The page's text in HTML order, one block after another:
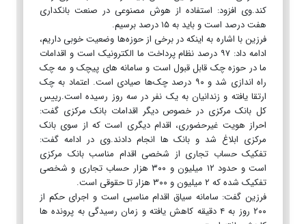
کند.وی افزود: استفاده از هوش مصنوعی در صنعت بانکداری
هفت درصد است و باید به ۱۵ درصد برسیم.‌
فرزین با اشاره به اینکه در برخی از حوزه‌ها وضعیت خوبی داریم،
ادامه داد: ۹۷ درصد نظام پرداخت ما الکترونیک است و اقدامات
ما در حوزه چک قابل قبول است و سامانه های پیچک و مه چک
راه اندازی شد و ۹۰ درصد چک‌ها صیادی است. اعتماد به چک
ارتقا یافته و زندانیان به یک نفر در سه روز رسیده است.رییس
کل بانک مرکزی در خصوص دیگر اقدامات بانک مرکزی گفت:
احراز هویت غیرحضوری، اقدام دیگری است که از سوی بانک
مرکزی ابلاغ شد و بانک ها انجام دادند.وی در ادامه گفت:
تفکیک حساب تجاری از شخصی اقدام مناسب بانک مرکزی
است و حدود ۱۲ میلیون و ۳۰۰ هزار حساب تجاری و شخصی
تفکیک شده که ۲ میلیون و ۳۰۰ هزار تا حقوقی است.
فرزین گفت: سامانه سیاق اقدام مناسبی است و اجرای حکم از
۲۰۰ روز به ۴ دقیقه کاهش یافته و زمان رسیدگی به پرونده ها